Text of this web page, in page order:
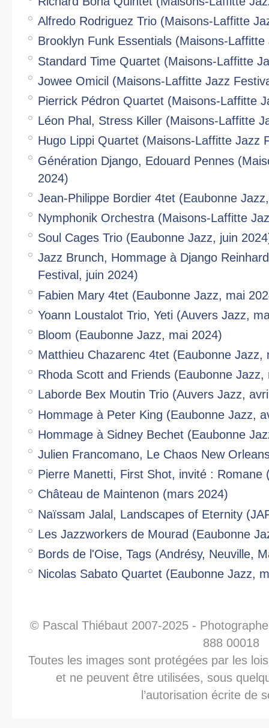
Alfredo Rodriguez Trio (Maisons-Laffitte
Brooklyn Funk Essentials (Maisons-
Standard Time Quartet (Maisons-Laffitte
Jowee Omicil (Maisons-Laffitte Jazz
Pierrick Pédron Quartet (Maisons-Laffitte
Léon Phal, Stress Killer (Maisons-Laffitte
Hugo Lippi Quartet (Maisons-Laffitte Jazz
Génération Django, Edouard Pennes
2024)
Jean-Philippe Bordier 4tet (Eaubonne
Nymphonik Orchestra (Maisons-Laffitte
Soul Cages Trio (Eaubonne Jazz, juin
Jazz Brunch, Hommage à Django
Festival, juin 2024)
Fabien Mary 4tet (Eaubonne Jazz, mai
Yoann Loustalot Trio, Yeti (Auvers Jazz,
Bloom (Eaubonne Jazz, mai 2024)
Matthieu Chazarenc 4tet (Eaubonne Jazz,
Rhoda Scott and Friends (Eaubonne Jazz,
Laborde Bex Moutin Trio (Auvers Jazz,
Hommage à Peter King (Eaubonne Jazz,
Hommage à Sidney Bechet (Eaubonne
Julien Francomano, Le Chaos New
Pierre Manetti, First Shot, invité : Romane
Château de Maintenon (mars 2024)
Naïssam Jalal, Landscapes of Eternity
Les Jazzworkers de Mourad (Eaubonne
Bords de l'Oise, Tags (Andrésy, Neuville,
Nicolas Sabato Quartet (Eaubonne Jazz,
© Pascal Thiébaut 2007-2025 -
888 00018
Toutes les images sont protégées par les
et ne peuvent être utilisées, sous
l’autorisation écrite de